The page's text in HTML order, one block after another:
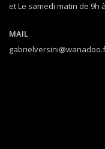
et Le samedi matin de 9h
MAIL